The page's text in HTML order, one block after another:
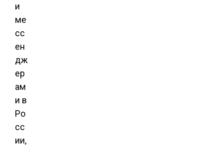
и
ме
сс
ен
дж
ер
ам
и в
Ро
сс
ии,